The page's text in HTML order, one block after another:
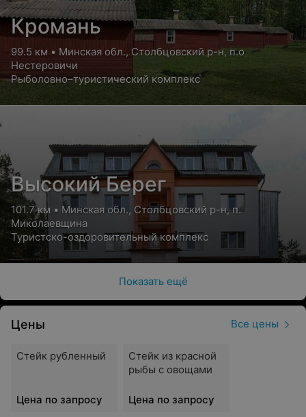
Кромань
99.5 км • Минская обл., Столбцовский р-н, п.о
Нестеровичи
Рыболовно–туристический комплекс
Высокий Берег
101.7 км • Минская обл., Столбцовский р-н, п.
Миколаевщина
Туристско-оздоровительный комплекс
Показать ещё
Цены Все цены
Стейк рубленный
Цена по запросу
Стейк из красной
рыбы с овощами
Цена по запросу